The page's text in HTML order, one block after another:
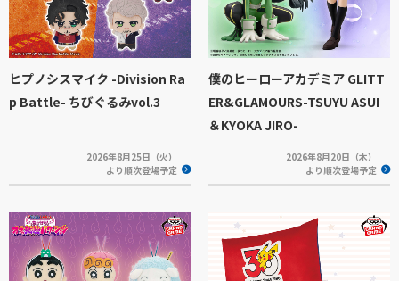
ヒプノシスマイク -Division Ra
p Battle- ちびぐるみvol.3
2026年8月25日（火）
より順次登場予定
僕のヒーローアカデミア GLITT
ER&GLAMOURS-TSUYU ASUI
＆KYOKA JIRO-
2026年8月20日（木）
より順次登場予定